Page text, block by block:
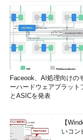
エラーは、
Windows
ときに、右上を
0x8DDD0004]"
914224）
Microsoft
XP ベースのコ
トから更新をダ
セージ:「
Windows XP で
新を検索すると
Faceook、AI処理向けの
ーハードウェアプラット
とASICを発表
【
いコン